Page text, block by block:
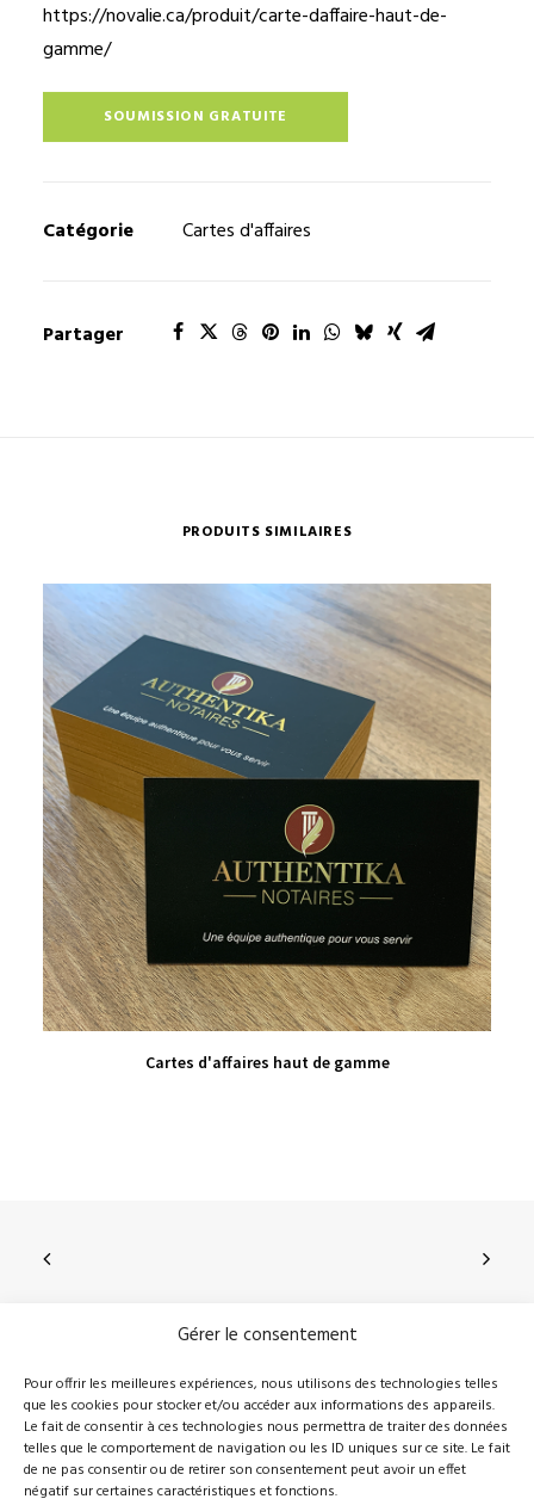
Gérer le consentement
Pour offrir les meilleures expériences, nous utilisons des technologies telles
que les cookies pour stocker et/ou accéder aux informations des appareils.
Le fait de consentir à ces technologies nous permettra de traiter des données
telles que le comportement de navigation ou les ID uniques sur ce site. Le fait
de ne pas consentir ou de retirer son consentement peut avoir un effet
négatif sur certaines caractéristiques et fonctions.
https://novalie.ca/produit/carte-daffaire-haut-de-
gamme/
SOUMISSION GRATUITE
Catégorie Cartes d'affaires
Partager
PRODUITS SIMILAIRES
VIEW PRODUCT
Cartes d'affaires haut de gamme
210, rue Principale, Vallée-Jonction (Qc), G0S 3J0
418 389-8899info@novalie.ca